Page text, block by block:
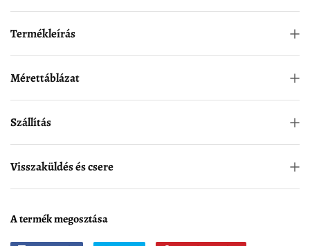
Termékleírás
Mérettáblázat
Szállítás
Visszaküldés és csere
A termék megosztása